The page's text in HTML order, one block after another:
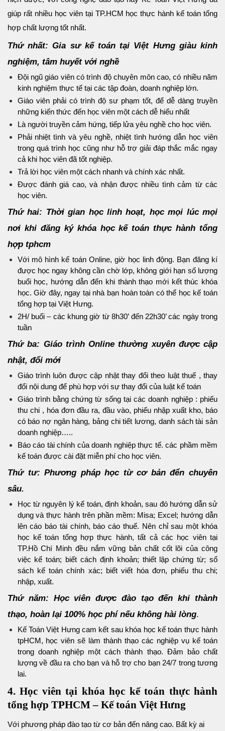
giúp rất nhiều học viên tại TP.HCM học thực hành kế toán tổng
hợp chất lượng tốt nhất.
Thứ nhất: Gia sư kế toán tại Việt Hưng giàu kinh
nghiệm, tâm huyết với nghề
Đội ngũ giáo viên có trình độ chuyên môn cao, có nhiều năm
kinh nghiệm thực tế tại các tập đoàn, doanh nghiệp lớn.
Giáo viên phải có trình độ sư phạm tốt, để dễ dàng truyền
những kiến thức đến học viên một cách dễ hiểu nhất
Là người truyền cảm hứng, tiếp lửa yêu nghề cho học viên.
Phải nhiệt tình và yêu nghề, nhiệt tình hướng dẫn học viên
trong quá trình học cũng như hỗ trợ giải đáp thắc mắc ngay
cả khi học viên đã tốt nghiệp.
Trả lời học viên một cách nhanh và chính xác nhất.
Được đánh giá cao, và nhận được nhiều tình cảm từ các
học viên.
Thứ hai: Thời gian học linh hoạt, học mọi lúc mọi
nơi khi đăng ký khóa học kế toán thực hành tổng
hợp tphcm
Với mô hình kế toán Online, giờ học linh động. Bạn đăng kí
được học ngay không cần chờ lớp, không giới hạn số lượng
buổi học, hướng dẫn đến khi thành thạo mới kết thúc khóa
học. Giờ đây, ngay tại nhà bạn hoàn toàn có thể học kế toán
tổng hợp tại Việt Hưng.
2H/ buổi – các khung giờ từ 8h30’ đến 22h30’ các ngày trong
tuần
Thứ ba: Giáo trình Online thường xuyên được cập
nhật, đổi mới
Giáo trình luôn được cập nhật thay đổi theo luật thuế , thay
đổi nội dung để phù hợp với sự thay đổi của luật kế toán
Giáo trình bằng chứng từ sống tại các doanh nghiệp : phiếu
thu chi , hóa đơn đầu ra, đầu vào, phiếu nhập xuất kho, báo
có báo nợ ngân hàng, bảng chi tiết lương, danh sách tài sản
doanh nghiệp…..
Báo cáo tài chính của doanh nghiệp thực tế. các phầm mềm
kế toán được cài đặt miễn phí cho học viên.
Thứ tư:Phương pháp học từ cơ bản đển chuyên
sâu.
Học từ nguyên lý kế toán, định khoản, sau đó hướng dẫn sử
dụng và thực hành trên phần mềm: Misa; Excel; hướng dẫn
lên cáo báo tài chính, báo cáo thuế. Nên chỉ sau một khóa
học kế toán tổng hợp thực hành, tất cả các học viên tại
TP.Hồ Chí Minh đều nắm vững bản chất cốt lõi của công
việc kế toán; biết cách định khoản; thiết lập chứng từ; sổ
sách kế toán chính xác; biết viết hóa đơn, phiếu thu chi;
nhập, xuất.
Thứ năm: Học viên được đào tạo đến khi thành
thạo, hoàn lại 100% học phí nếu không hài lòng.
Kế Toán Việt Hưng cam kết sau khóa học kế toán thực hành
tpHCM, học viên sẽ làm thành thạo các nghiệp vụ kế toán
trong doanh nghiệp một cách thành thạo. Đảm bảo chất
lượng về đầu ra cho bạn và hỗ trợ cho bạn 24/7 trong tương
lai.
4. Học viên tại khóa học kế toán thực hành
tổng hợp TPHCM – Kế toán Việt Hưng
Với phương pháp đào tạo từ cơ bản đến nâng cao. Bất kỳ ai